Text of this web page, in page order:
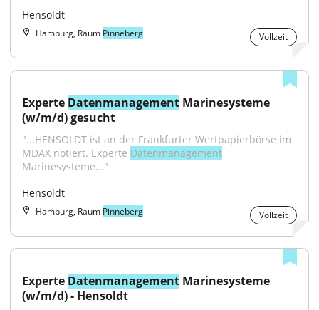
Hensoldt
Hamburg, Raum Pinneberg Vollzeit
Experte Datenmanagement Marinesysteme
(w/m/d) gesucht
"...HENSOLDT ist an der Frankfurter Wertpapierbörse im
MDAX notiert. Experte Datenmanagement
Marinesysteme..."
Hensoldt
Hamburg, Raum Pinneberg Vollzeit
Experte Datenmanagement Marinesysteme
(w/m/d) - Hensoldt